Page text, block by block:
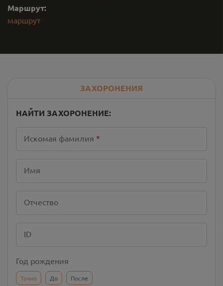
Маршрут:
маршрут
ЗАХОРОНЕНИЯ
НАЙТИ ЗАХОРОНЕНИЕ:
Искомая фамилия *
Имя
Отчество
ID
Год рождения
Точно До После